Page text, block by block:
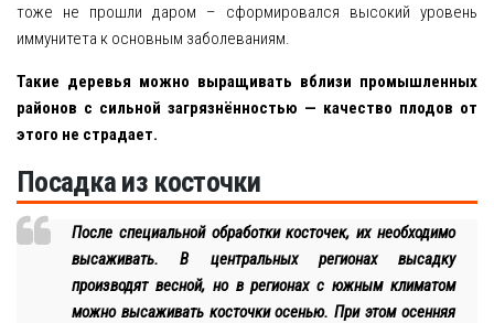
тоже не прошли даром – сформировался высокий уровень
иммунитета к основным заболеваниям.
Такие деревья можно выращивать вблизи промышленных
районов с сильной загрязнённостью — качество плодов от
этого не страдает.
Посадка из косточки
После специальной обработки косточек, их необходимо
высаживать. В центральных регионах высадку
производят весной, но в регионах с южным климатом
можно высаживать косточки осенью. При этом осенняя